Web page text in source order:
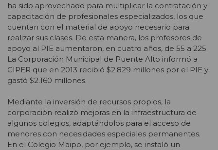
ha sido aprovechado para multiplicar la contratación y
capacitación de profesionales especializados, los que
cuentan con el material de apoyo necesario para
realizar sus clases. De esta manera, los profesores de
apoyo al PIE aumentaron, en cuatro años, de 55 a 225.
La Corporación Municipal de Puente Alto informó a
CIPER que en 2013 recibió $2.829 millones por el PIE y
gastó $2.160 millones.
Mediante la inversión de recursos propios, la
corporación realizó mejoras en la infraestructura de
algunos colegios, adaptándolos para el acceso de
menores con necesidades especiales permanentes.
En el Colegio Maipo, por ejemplo, se instaló un